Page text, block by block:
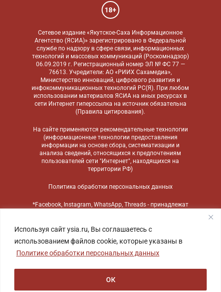
Используя сайт ysia.ru, Вы соглашаетесь с
использованием файлов cookie, которые указаны в
Политике обработки персональных данных
ОК
18+
Сетевое издание «Якутское-Саха Информационное
Агентство (ЯСИА)» зарегистрировано в Федеральной
службе по надзору в сфере связи, информационных
технологий и массовых коммуникаций (Роскомнадзор)
06.09.2019 г. Регистрационный номер ЭЛ № ФС 77 —
76613. Учредители: АО «РИИХ Сахамедиа»,
Министерство инноваций, цифрового развития и
инфокоммуникационных технологий РС(Я). При любом
использовании материалов ЯСИА на иных ресурсах в
сети Интернет гиперссылка на источник обязательна
(Правила цитирования).
На сайте применяются рекомендательные технологии
(информационные технологии предоставления
информации на основе сбора, систематизации и
анализа сведений, относящихся к предпочтениям
пользователей сети "Интернет", находящихся на
территории РФ)
Политика обработки персональных данных
*Facebook, Instagram, WhatsApp, Threads - принадлежат